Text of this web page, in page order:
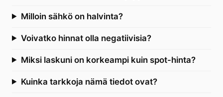
Milloin sähkö on halvinta?
Voivatko hinnat olla negatiivisia?
Miksi laskuni on korkeampi kuin spot-hinta?
Kuinka tarkkoja nämä tiedot ovat?